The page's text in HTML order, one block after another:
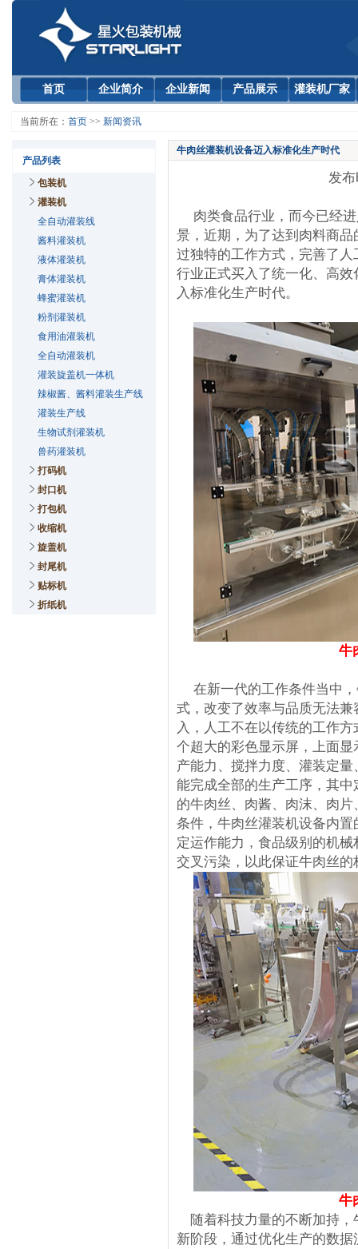
首页 企业简介 企业新闻 产品展示 灌装机厂家
当前所在： 首页 >> 新闻资讯
产品列表
包装机
灌装机
全自动灌装线
酱料灌装机
液体灌装机
膏体灌装机
蜂蜜灌装机
粉剂灌装机
食用油灌装机
全自动灌装机
灌装旋盖机一体机
辣椒酱、酱料灌装生产线
灌装生产线
生物试剂灌装机
兽药灌装机
打码机
封口机
打包机
收缩机
旋盖机
封尾机
贴标机
折纸机
牛肉丝灌装机设备迈入标准化生产时代
发布
肉类食品行业，而今已经进
景，近期，为了达到肉料商
过独特的工作方式，完善了
行业正式买入了统一化、高
入标准化生产时代。
牛
在新一代的工作条件当中，
式，改变了效率与品质无法
入，人工不在以传统的工作
个超大的彩色显示屏，上面
产能力、搅拌力度、灌装定
能完成全部的生产工序，其
的牛肉丝、肉酱、肉沫、肉
条件，牛肉丝灌装机设备内
定运作能力，食品级别的机
交叉污染，以此保证牛肉丝的
牛
随着科技力量的不断加持，
新阶段，通过优化生产的数